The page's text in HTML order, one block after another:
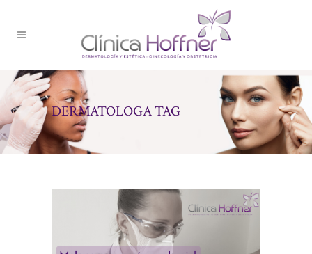
DERMATOLOGA TAG